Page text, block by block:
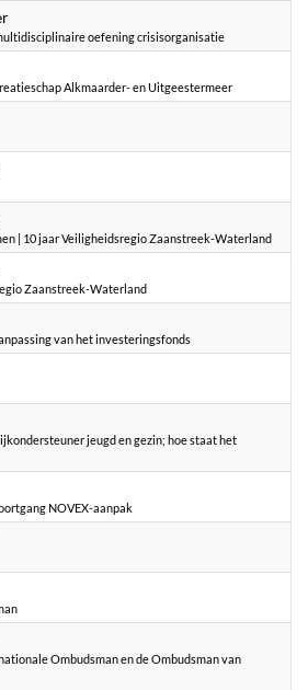
2024
oefening crisisorganisatie
Alkmaarder- en Uitgeestermeer
| 10 jaar Veiligheidsregio Zaanstreek-Waterland
Zaanstreek-Waterland
van het investeringsfonds
jeugd en gezin; hoe staat het
NOVEX-aanpak
Ombudsman en de Ombudsman van